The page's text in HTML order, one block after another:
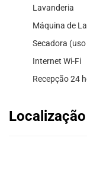
Lavanderia
Máquina de
Secadora
Internet Wi-Fi
Recepção 24
Localização